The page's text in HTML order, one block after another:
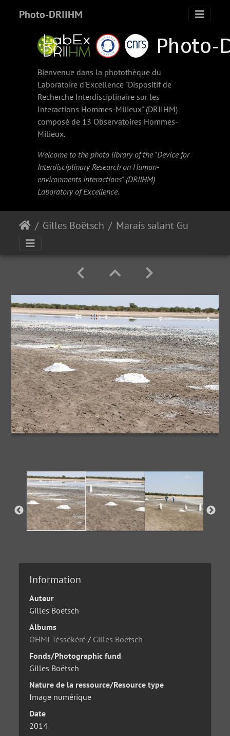
Photo-DRIIHM
Bienvenue dans la photothèque du
Laboratoire d'Excellence "Dispositif de
Recherche Interdisciplinaire sur les
Interactions Hommes-Milieux" (DRIIHM)
composé de 13 Observatoires Hommes-
Milieux.
Welcome to the photo library of the "Device for
Interdisciplinary Research on Human-
environments Interactions" (DRIIHM)
Laboratory of Excellence.
Gilles Boëtsch
Information
Auteur
Gilles Boëtsch
Albums
OHMI Téssékéré / Gilles Boëtsch
Fonds/Photographic fund
Gilles Boëtsch
Nature de la ressource/Resource type
Image numérique
Date
2014